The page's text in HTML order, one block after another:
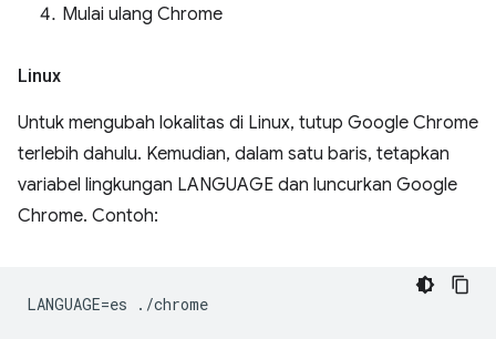
Mulai ulang Chrome
Linux
Untuk mengubah lokalitas di Linux, tutup Google Chrome
terlebih dahulu. Kemudian, dalam satu baris, tetapkan
variabel lingkungan LANGUAGE dan luncurkan Google
Chrome. Contoh: